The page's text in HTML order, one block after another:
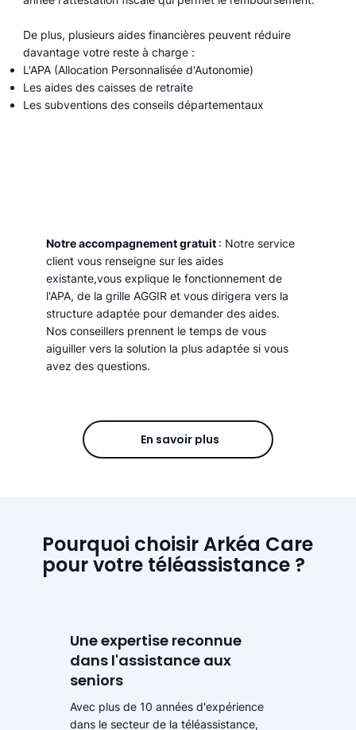
De plus, plusieurs aides financières peuvent réduire
davantage votre reste à charge :
L'APA (Allocation Personnalisée d'Autonomie)
Les aides des caisses de retraite
Les subventions des conseils départementaux
Notre accompagnement gratuit : Notre service
client vous renseigne sur les aides
existante,vous explique le fonctionnement de
l'APA, de la grille AGGIR et vous dirigera vers la
structure adaptée pour demander des aides.
Nos conseillers prennent le temps de vous
aiguiller vers la solution la plus adaptée si vous
avez des questions.
En savoir plus
Pourquoi choisir Arkéa Care
pour votre téléassistance ?
Une expertise reconnue
dans l'assistance aux
seniors
Avec plus de 10 années d'expérience
dans le secteur de la téléassistance,